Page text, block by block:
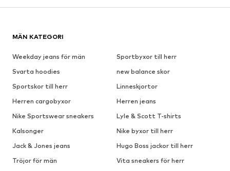
MÄN KATEGORI
Weekday jeans för män
Sportbyxor till herr
Svarta hoodies
new balance skor
Sportskor till herr
Linneskjortor
Herren cargobyxor
Herren jeans
Nike Sportswear sneakers
Lyle & Scott T-shirts
Kalsonger
Nike byxor till herr
Jack & Jones jeans
Hugo Boss jackor till herr
Tröjor för män
Vita sneakers för herr